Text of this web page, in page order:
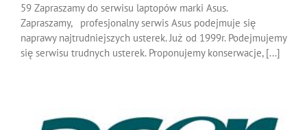
Katowice
59 Zapraszamy do serwisu laptopów marki Asus.
Zapraszamy, profesjonalny serwis Asus podejmuje się
naprawy najtrudniejszych usterek. Już od 1999r. Podejmujemy
się serwisu trudnych usterek. Proponujemy konserwacje, [...]